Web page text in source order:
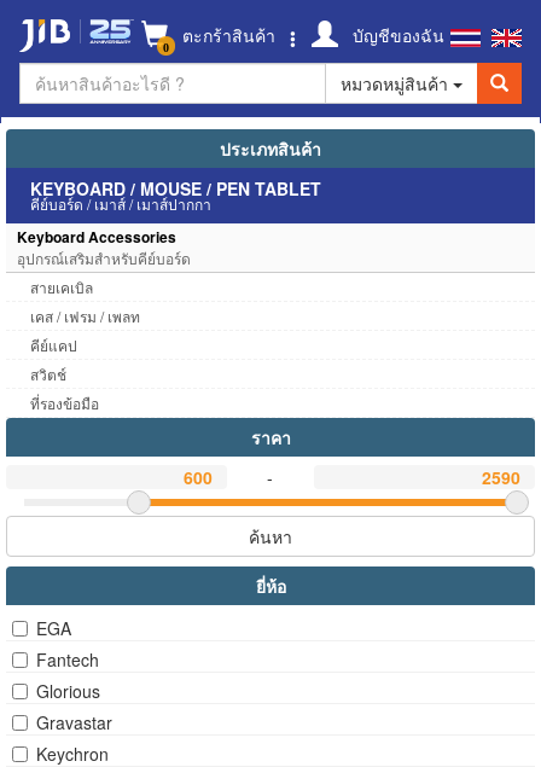
0 ตะกร้าสินค้า
บัญชีของฉัน
หมวดหมู่สินค้า
ประเภทสินค้า
KEYBOARD / MOUSE / PEN TABLET
คีย์บอร์ด / เมาส์ / เมาส์ปากกา
Keyboard Accessories
อุปกรณ์เสริมสำหรับคีย์บอร์ด
สายเคเบิล
เคส / เฟรม / เพลท
คีย์แคป
สวิตช์
ที่รองข้อมือ
ราคา
-
ค้นหา
ยี่ห้อ
EGA
Fantech
Glorious
Gravastar
Keychron